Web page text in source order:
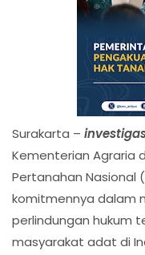
Surakarta –
Kementerian Agraria
Pertanahan Nasional
komitmennya dalam
perlindungan hukum
masyarakat adat di